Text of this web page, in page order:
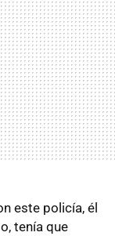
este policía, él
tenía que